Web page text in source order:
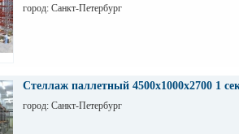
город: Санкт-Петербург
Стеллаж паллетный 4500х1000х2700 1
город: Санкт-Петербург